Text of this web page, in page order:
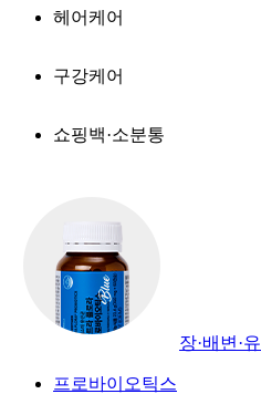
헤어케어
구강케어
쇼핑백·소분통
장·배변·
프로바이오틱스